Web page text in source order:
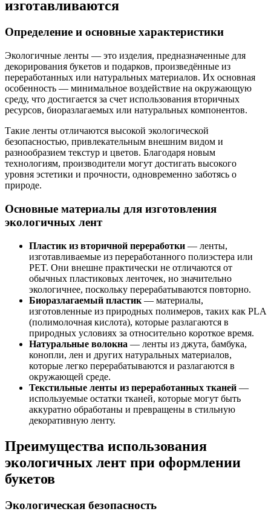
изготавливаются
Определение и основные характеристики
Экологичные ленты — это изделия, предназначенные для
декорирования букетов и подарков, произведённые из
переработанных или натуральных материалов. Их основная
особенность — минимальное воздействие на окружающую
среду, что достигается за счет использования вторичных
ресурсов, биоразлагаемых или натуральных компонентов.
Такие ленты отличаются высокой экологической
безопасностью, привлекательным внешним видом и
разнообразием текстур и цветов. Благодаря новым
технологиям, производители могут достигать высокого
уровня эстетики и прочности, одновременно заботясь о
природе.
Основные материалы для изготовления
экологичных лент
Пластик из вторичной переработки — ленты,
изготавливаемые из переработанного полиэстера или
PET. Они внешне практически не отличаются от
обычных пластиковых ленточек, но значительно
экологичнее, поскольку перерабатываются повторно.
Биоразлагаемый пластик — материалы,
изготовленные из природных полимеров, таких как PLA
(полимолочная кислота), которые разлагаются в
природных условиях за относительно короткое время.
Натуральные волокна — ленты из джута, бамбука,
конопли, лен и других натуральных материалов,
которые легко перерабатываются и разлагаются в
окружающей среде.
Текстильные ленты из переработанных тканей —
используемые остатки тканей, которые могут быть
аккуратно обработаны и превращены в стильную
декоративную ленту.
Преимущества использования
экологичных лент при оформлении
букетов
Экологическая безопасность